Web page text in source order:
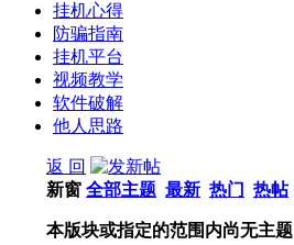
挂机心得
防骗指南
挂机平台
视频教学
软件破解
他人思路
返 回
新窗 全部主题 最新 热门 热帖
本版块或指定的范围内尚无主题